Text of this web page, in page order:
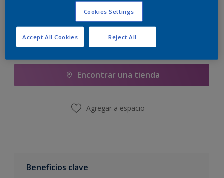
Agregar a la lista de deseos
Encontrar una tienda
Agregar a espacio
Beneficios clave
Cookies Settings
Reject All
Accept All Cookies